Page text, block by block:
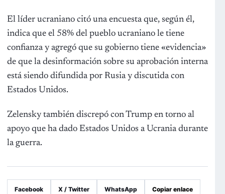
El líder ucraniano citó una encuesta que, según él,
indica que el 58% del pueblo ucraniano le tiene
confianza y agregó que su gobierno tiene «evidencia»
de que la desinformación sobre su aprobación interna
está siendo difundida por Rusia y discutida con
Estados Unidos.
Zelensky también discrepó con Trump en torno al
apoyo que ha dado Estados Unidos a Ucrania durante
la guerra.
Facebook X / Twitter WhatsApp Copiar enlace